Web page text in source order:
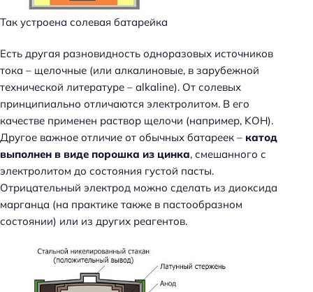
Так устроена солевая батарейка
Есть другая разновидность одноразовых источников
тока – щелочные (или алкалиновые, в зарубежной
технической литературе – alkaline). От солевых
принципиально отличаются электролитом. В его
качестве применен раствор щелочи (например, KOH).
Другое важное отличие от обычных батареек – катод
выполнен в виде порошка из цинка, смешанного с
электролитом до состояния густой пасты.
Отрицательный электрод можно сделать из диоксида
марганца (на практике также в пастообразном
состоянии) или из других реагентов.